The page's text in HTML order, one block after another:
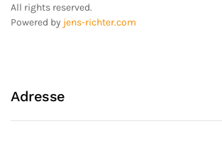
All rights reserved.
Powered by jens-richter.com
Adresse